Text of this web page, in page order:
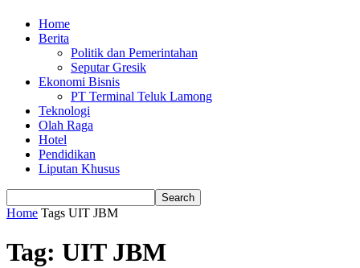
Home
Berita
Politik dan Pemerintahan
Seputar Gresik
Ekonomi Bisnis
PT Terminal Teluk Lamong
Teknologi
Olah Raga
Hotel
Pendidikan
Liputan Khusus
Home Tags UIT JBM
Tag: UIT JBM